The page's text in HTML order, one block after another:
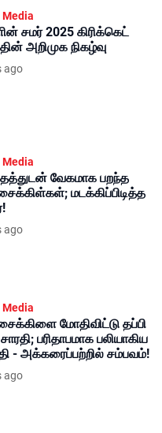
Media
சமர் 2025 கிரிக்கெட்
அறிமுக நிகழ்வு
ago
Media
வேகமாக பறந்த
மடக்கிப்பிடித்த
ago
Media
மோதிவிட்டு தப்பி
பரிதாபமாக பலியாகிய
- அக்கரைப்பற்றில் சம்பவம்!
ago